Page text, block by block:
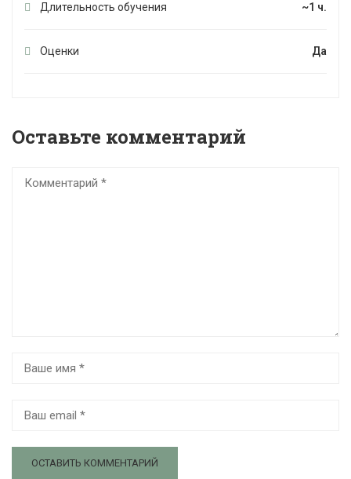
Длительность обучения ~1 ч.
Оценки Да
Оставьте комментарий